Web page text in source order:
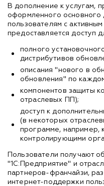
В дополнение к услугам,
оформленного
пользователям с
предоставляется доступ
полного
дистрибутивов
описания "нового в
обновления" по
компонентов защиты
отраслевых ПП);
доступ к
(в некоторых
программе, например,
контролирующими
Пользователи получают
"1С:Предприятие" и
партнеров-франчайзи,
интернет-поддержки